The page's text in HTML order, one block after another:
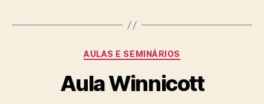
Categorias
AULAS E SEMINÁRIOS
Aula Winnicott